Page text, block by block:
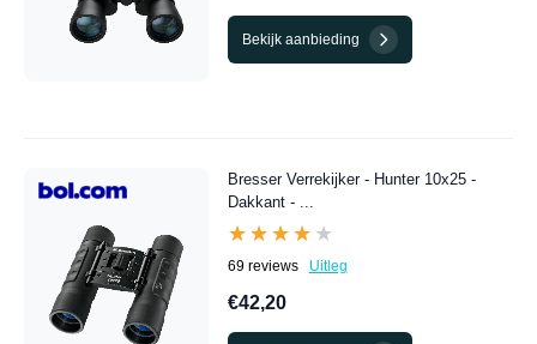
Bekijk aanbieding
Bresser Verrekijker - Hunter 10x25 -
Dakkant - ...
★★★★★
★★★★★
69 reviews Uitleg
€42,20